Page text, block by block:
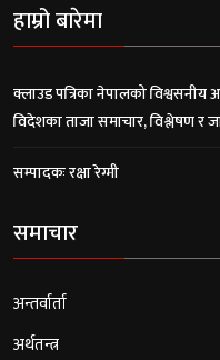
हाम्रो बारेमा
क्लाउड पत्रिका नेपालको
विदेशका ताजा समाचार, विश्लेषण र
सम्पादकः रक्षा रेग्मी
समाचार
अन्तर्वार्ता
अर्थतन्त्र